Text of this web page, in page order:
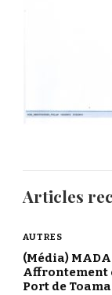
Articles
AUTRES
(Média)
Affrontement
Port de